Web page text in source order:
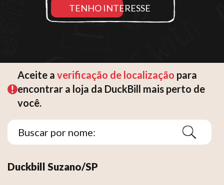
TENHO INTERESSE
Aceite a verificação de localização para
encontrar a loja da DuckBill mais perto de
você.
Duckbill Suzano/SP